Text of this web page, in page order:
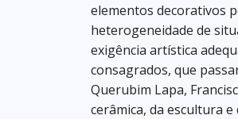
elementos decorativos
heterogeneidade de
exigência artística
consagrados, que
Querubim Lapa,
cerâmica, da escultura